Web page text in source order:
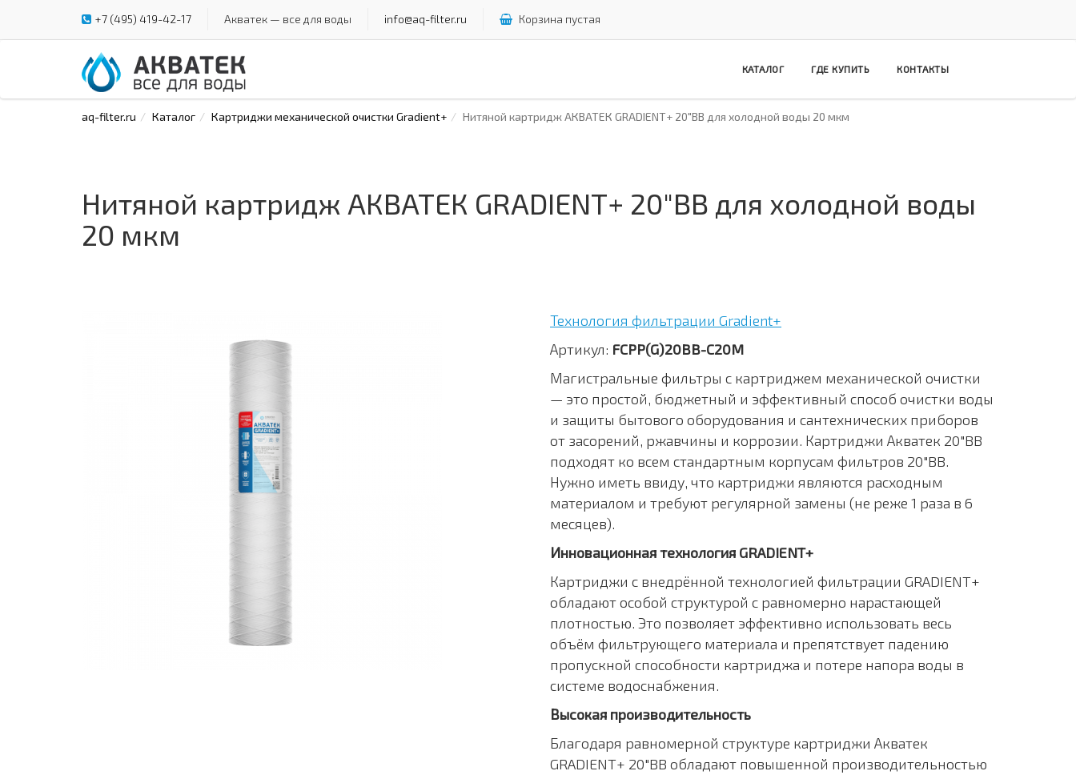
+7 (495) 419-42-17 Акватек — все для воды info@aq-filter.ru Корзина пустая
КАТАЛОГ ГДЕ КУПИТЬ КОНТАКТЫ
aq-filter.ru Каталог Картриджи механической очистки Gradient+ Нитяной картридж АКВАТЕК GRADIENT+ 20"ВВ для холодной воды 20 мкм
Нитяной картридж АКВАТЕК GRADIENT+ 20"ВВ для холодной воды
20 мкм
Технология фильтрации Gradient+
Артикул: FCPP(G)20BB-C20M
Магистральные фильтры с картриджем механической очистки
— это простой, бюджетный и эффективный способ очистки воды
и защиты бытового оборудования и сантехнических приборов
от засорений, ржавчины и коррозии. Картриджи Акватек 20"BB
подходят ко всем стандартным корпусам фильтров 20"BB.
Нужно иметь ввиду, что картриджи являются расходным
материалом и требуют регулярной замены (не реже 1 раза в 6
месяцев).
Инновационная технология GRADIENT+
Картриджи с внедрённой технологией фильтрации GRADIENT+
обладают особой структурой с равномерно нарастающей
плотностью. Это позволяет эффективно использовать весь
объём фильтрующего материала и препятствует падению
пропускной способности картриджа и потере напора воды в
системе водоснабжения.
Высокая производительность
Благодаря равномерной структуре картриджи Акватек
GRADIENT+ 20"BB обладают повышенной производительностью